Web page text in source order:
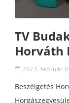
TV
Horváth
2023. február
Beszélgetés